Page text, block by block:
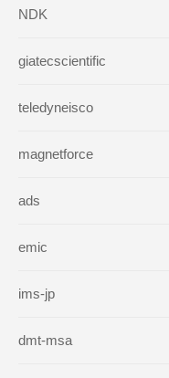
NDK
giatecscientific
teledyneisco
magnetforce
ads
emic
ims-jp
dmt-msa